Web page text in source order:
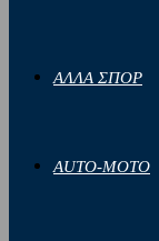
ΑΛΛΑ ΣΠΟΡ
AUTO-MOTO